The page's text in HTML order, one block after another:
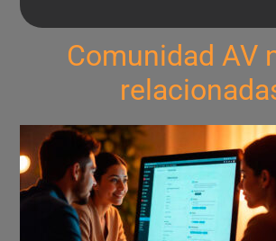
Comunidad AV